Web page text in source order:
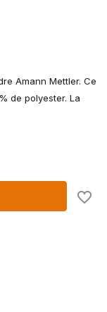
Amann Mettler. Ce
de polyester. La